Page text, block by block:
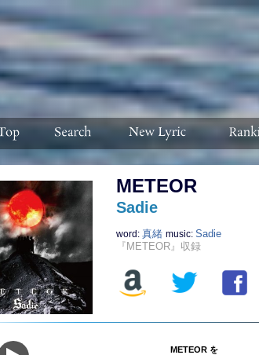
METEOR
Sadie
word: 真緒 music: Sadie
『METEOR』収録
METEOR を